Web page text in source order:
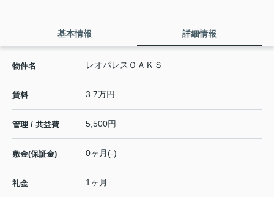
基本情報 詳細情報
物件名 レオパレスＯＡＫＳ
賃料 3.7万円
管理 / 共益費 5,500円
敷金(保証金) 0ヶ月(-)
礼金 1ヶ月